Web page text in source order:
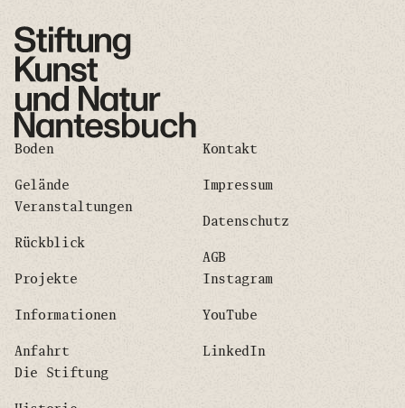
Boden
Gelände
Veranstaltungen
Rückblick
Projekte
Informationen
Anfahrt
Die Stiftung
Kontakt
Impressum
Datenschutz
AGB
Instagram
YouTube
LinkedIn